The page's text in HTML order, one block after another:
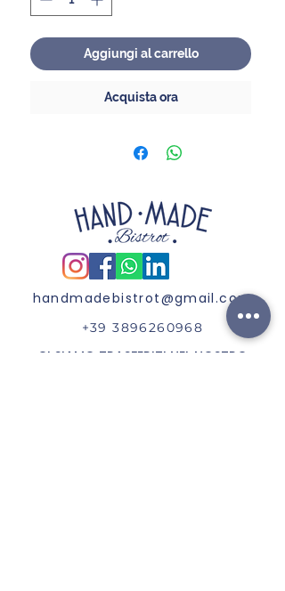
Aggiungi al carrello
Acquista ora
handmadebistrot@gmail.com
+39 3896260968
CI SIAMO TRASFERITI NEL NOSTRO